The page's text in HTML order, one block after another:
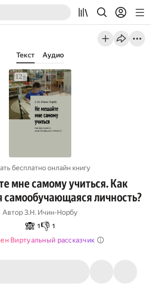
Текст Аудио
бесплатно онлайн книгу
мне самому учиться. Как
личность?
АвторЗ.Н. Ичин-Норбу
🙈 1 👎 1
Виртуальный рассказчик